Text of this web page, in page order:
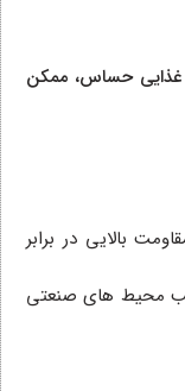
غذایی حساس، ممکن
بالایی در برابر
محیط‌ های صنعتی